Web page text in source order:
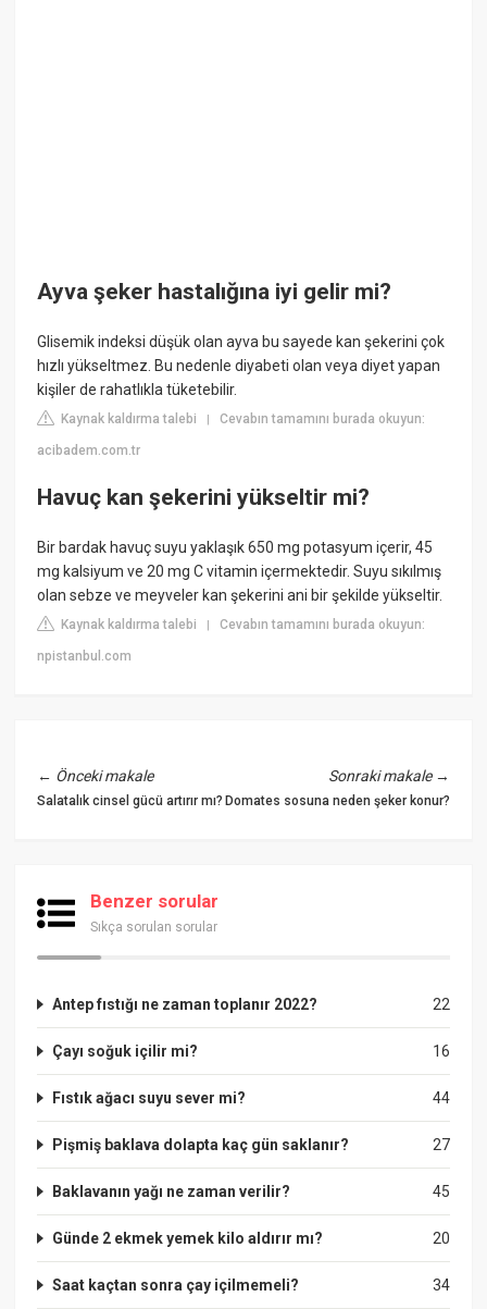
Ayva şeker hastalığına iyi gelir mi?
Glisemik indeksi düşük olan ayva bu sayede kan şekerini çok
hızlı yükseltmez. Bu nedenle diyabeti olan veya diyet yapan
kişiler de rahatlıkla tüketebilir.
Kaynak kaldırma talebi |Cevabın tamamını burada okuyun:
acibadem.com.tr
Havuç kan şekerini yükseltir mi?
Bir bardak havuç suyu yaklaşık 650 mg potasyum içerir, 45
mg kalsiyum ve 20 mg C vitamin içermektedir. Suyu sıkılmış
olan sebze ve meyveler kan şekerini ani bir şekilde yükseltir.
Kaynak kaldırma talebi |Cevabın tamamını burada okuyun:
npistanbul.com
← Önceki makale
Salatalık cinsel gücü artırır mı?
Sonraki makale→
Domates sosuna neden şeker konur?
Benzer sorular
Sıkça sorulan sorular
22
Antep fıstığı ne zaman toplanır 2022?
16
Çayı soğuk içilir mi?
44
Fıstık ağacı suyu sever mi?
27
Pişmiş baklava dolapta kaç gün saklanır?
45
Baklavanın yağı ne zaman verilir?
20
Günde 2 ekmek yemek kilo aldırır mı?
34
Saat kaçtan sonra çay içilmemeli?